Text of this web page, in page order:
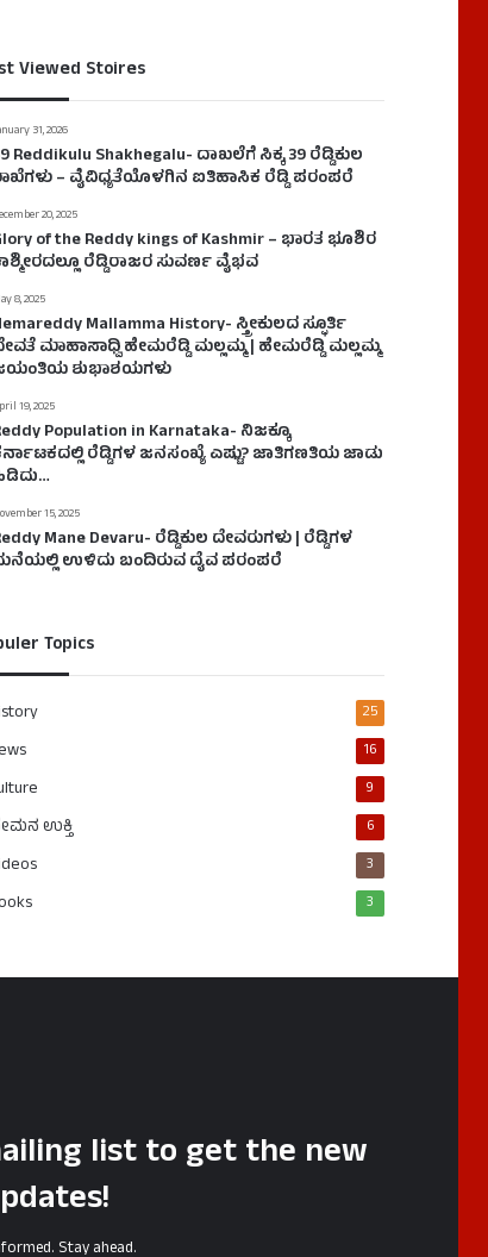
Viewed Stoires
31, 2026
Reddikulu Shakhegalu- ದಾಖಲೆಗೆ ಸಿಕ್ಕ 39 ರೆಡ್ಡಿಕುಲ
– ವೈವಿಧ್ಯತೆಯೊಳಗಿನ ಐತಿಹಾಸಿಕ ರೆಡ್ಡಿ ಪರಂಪರೆ
20, 2025
of the Reddy kings of Kashmir – ಭಾರತ ಭೂಶಿರ
ರೆಡ್ಡಿರಾಜರ ಸುವರ್ಣ ವೈಭವ
8, 2025
Mallamma History- ಸ್ತ್ರೀಕುಲದ ಸ್ಫೂರ್ತಿ
ಮಾಹಾಸಾಧ್ವಿ ಹೇಮರೆಡ್ಡಿ ಮಲ್ಲಮ್ಮ | ಹೇಮರೆಡ್ಡಿ ಮಲ್ಲಮ್ಮ
ಶುಭಾಶಯಗಳು
19, 2025
Population in Karnataka- ನಿಜಕ್ಕೂ
ರೆಡ್ಡಿಗಳ ಜನಸಂಖ್ಯೆ ಎಷ್ಟು? ಜಾತಿಗಣತಿಯ ಜಾಡು
15, 2025
Mane Devaru- ರೆಡ್ಡಿಕುಲ ದೇವರುಗಳು | ರೆಡ್ಡಿಗಳ
ಉಳಿದು ಬಂದಿರುವ ದೈವ ಪರಂಪರೆ
Topics
25
16
9
ಉಕ್ತಿ 6
3
3
list to get the new
Stay ahead.